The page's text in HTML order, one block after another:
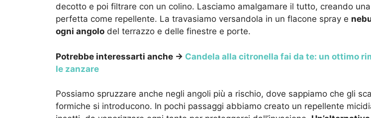
decotto e poi filtrare con un colino. Lasciamo amalgamare il tutto, creando
perfetta come repellente. La travasiamo versandola in un flacone spray e
ogni angolo del terrazzo e delle finestre e porte.
Potrebbe interessarti anche → Candela alla citronella fai da te: un ottimo
le zanzare
Possiamo spruzzare anche negli angoli più a rischio, dove sappiamo che gli
formiche si introducono. In pochi passaggi abbiamo creato un repellente